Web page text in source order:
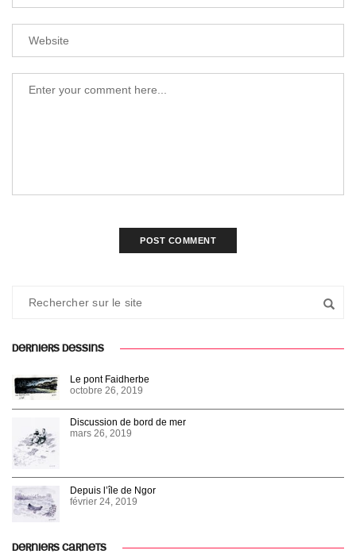
DERNIERS DESSINS
Le pont Faidherbe
octobre 26, 2019
Discussion de bord de mer
mars 26, 2019
Depuis l’île de Ngor
février 24, 2019
DERNIERS CARNETS